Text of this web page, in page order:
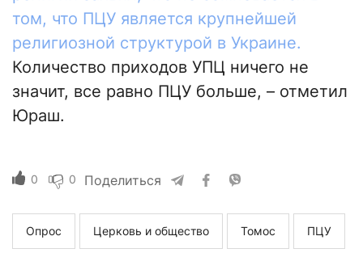
том, что ПЦУ является крупнейшей
религиозной структурой в Украине.
Количество приходов УПЦ ничего не
значит, все равно ПЦУ больше, – отметил
Юраш.
0 0 Поделиться
Опрос Церковь и общество Томос ПЦУ